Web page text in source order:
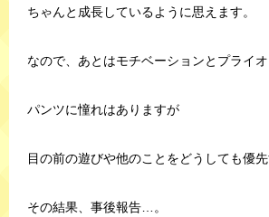
ちゃんと成長しているように思えます。
なので、あとはモチベーションとプライ
パンツに憧れはありますが
目の前の遊びや他のことをどうしても優先
その結果、事後報告…。